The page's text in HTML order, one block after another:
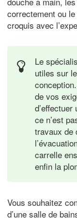
correctement ou
croquis avec
Le
utiles sur
de vos
ce n’est
travaux de
carrelle
enfin la
Vous souhaitez
d’une salle de